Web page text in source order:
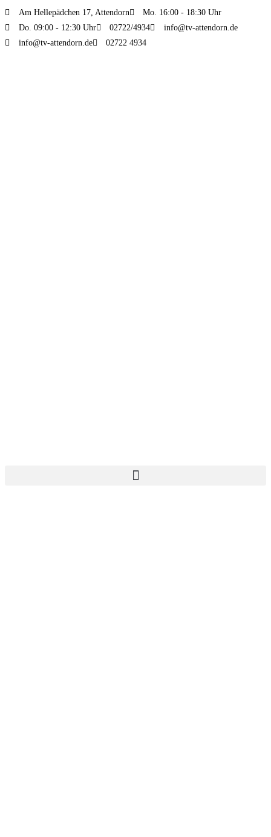
Am Hellepädchen 17, Attendorn
Mo. 16:00 - 18:30 Uhr
Do. 09:00 - 12:30 Uhr
02722/4934
info@tv-attendorn.de
info@tv-attendorn.de
02722 4934